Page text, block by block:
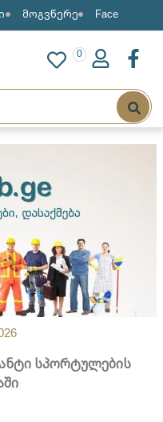
მოგვწერე Face
0
სპორტულების